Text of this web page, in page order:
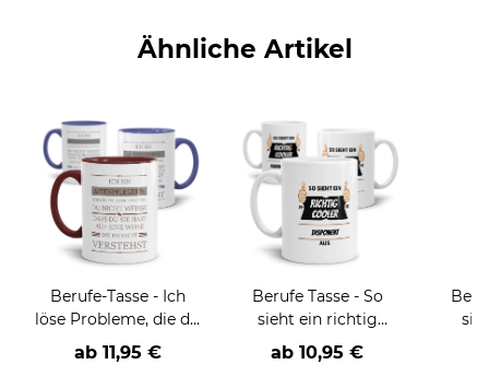
Ähnliche Artikel
Berufe-Tasse - Ich
löse Probleme, die du
nicht verstehst -
verschiedene Berufe
ab 11,95 €
Berufe Tasse - So
sieht ein richtig
cooler -BERUF- aus
ab 10,95 €